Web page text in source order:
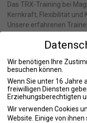
Das TRX-Training bei
Kernkraft, Flexibilität und
Unsere erfahrenen
Funktionales Training ist
abzielt, Ihre
Durch
Sie Ihre Fitness auf eine
Firmen Fitness
Wir benötigen Ihre
besuchen können.
Wenn Sie unter 16 Jahre
freiwilligen Diensten
Erziehungsberechtigten
Wir verwenden Cookies
Website. Einige von